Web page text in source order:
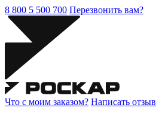
8 800 5 500 700 Перезвонить вам?
Что с моим заказом? Написать отзыв